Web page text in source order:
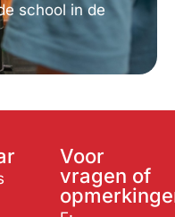
school in de
Voor
vragen of